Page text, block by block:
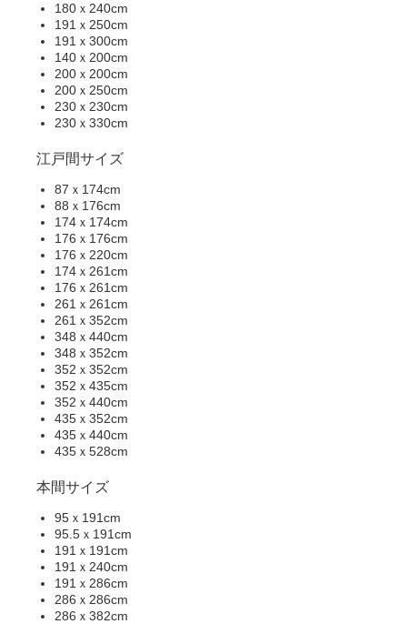
180ｘ240cm
191ｘ250cm
191ｘ300cm
140ｘ200cm
200ｘ200cm
200ｘ250cm
230ｘ230cm
230ｘ330cm
江戸間サイズ
87ｘ174cm
88ｘ176cm
174ｘ174cm
176ｘ176cm
176ｘ220cm
174ｘ261cm
176ｘ261cm
261ｘ261cm
261ｘ352cm
348ｘ440cm
348ｘ352cm
352ｘ352cm
352ｘ435cm
352ｘ440cm
435ｘ352cm
435ｘ440cm
435ｘ528cm
本間サイズ
95ｘ191cm
95.5ｘ191cm
191ｘ191cm
191ｘ240cm
191ｘ286cm
286ｘ286cm
286ｘ382cm